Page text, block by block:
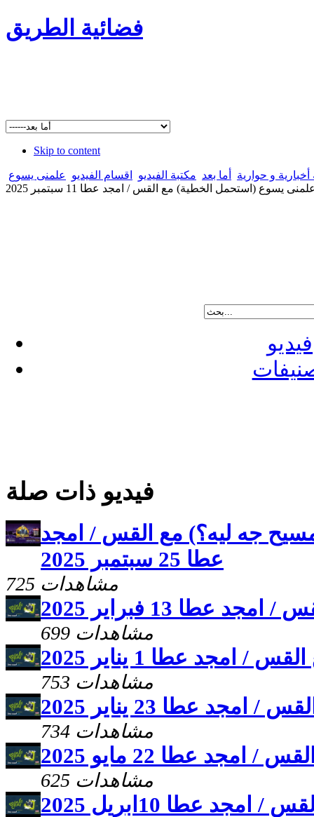
فضائية الطريق
Skip to content
و حوارية أما بعد مكتبة الفيديو اقسام الفيديو
علمنى يسوع
يسوع (استحمل الخطية) مع القس / امجد عطا 11 سبتمبر 2025
فيديو
فيديو ذات صلة
جه ليه؟) مع القس / امجد
عطا 25 سبتمبر 2025
725 مشاهدات
13 فبراير 2025
699 مشاهدات
عطا 1 يناير 2025
753 مشاهدات
عطا 23 يناير 2025
734 مشاهدات
عطا 22 مايو 2025
625 مشاهدات
عطا 10ابريل 2025